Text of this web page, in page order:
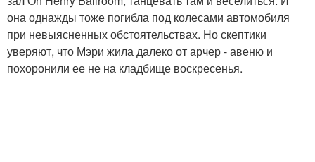
она однажды тоже погибла под колесами автомобиля
при невыясненных обстоятельствах. Но скептики
уверяют, что Мэри жила далеко от арчер - авеню и
похоронили ее не на кладбище воскресенья.